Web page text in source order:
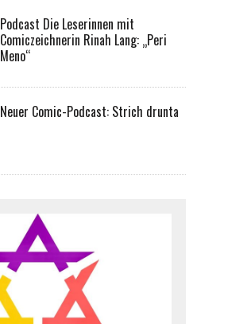
Podcast Die Leserinnen mit
Comiczeichnerin Rinah Lang: „Peri
Meno“
Neuer Comic-Podcast: Strich drunta